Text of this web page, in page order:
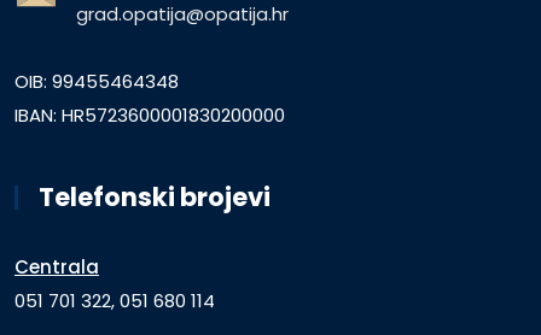
grad.opatija@opatija.hr
OIB: 99455464348
IBAN: HR5723600001830200000
Telefonski brojevi
Centrala
051 701 322, 051 680 114